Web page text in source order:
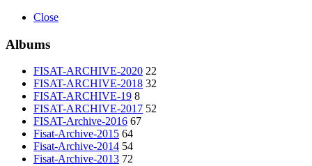
Close
Albums
FISAT-ARCHIVE-2020 22
FISAT-ARCHIVE-2018 32
FISAT-ARCHIVE-19 8
FISAT-ARCHIVE-2017 52
FISAT-Archive-2016 67
Fisat-Archive-2015 64
Fisat-Archive-2014 54
Fisat-Archive-2013 72